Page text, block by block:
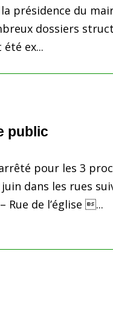
présidence du
dossiers
ex...
public
pour les 3
dans les rues
Rue de l’église ...